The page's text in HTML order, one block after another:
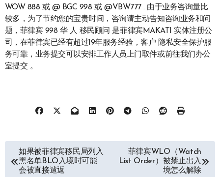
WOW 888 或 @ BGC 998 或 @VBW777 . 由于业务咨询量比
较多，为了节约您的宝贵时间，咨询请主动告知咨询业务和问
题，菲律宾 998 华 人 移民顾问 是菲律宾MAKATI 实体注册公
司，在菲律宾已经有超过19年服务经验，客户 隐私安全保护服
务可靠，业务提交可以安排工作人员上门取件或前往我们办公
室提交 。
章
如果被菲律宾移民局列入
黑名单BLO入境时可能
会被直接遣返
菲律宾WLO（Watch
List Order）被禁止出入
境怎么解除